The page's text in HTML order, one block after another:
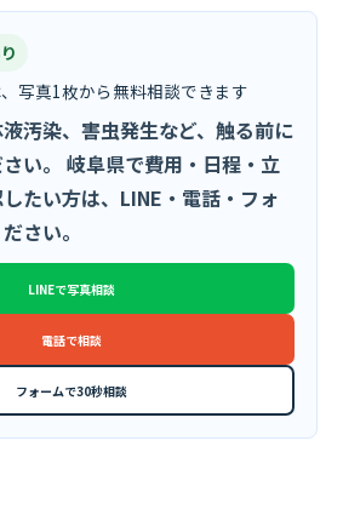
阜版「空き家対策SOS」コーナーに掲載いただきまし…
写真1枚から無料相談できます
汚染、害虫発生など、触る前に
い。 岐阜県で費用・日程・立
たい方は、LINE・電話・フォ
さい。
LINEで写真相談
電話で相談
フォームで30秒相談